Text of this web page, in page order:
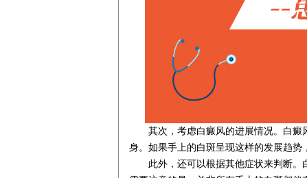
其次，考虑白癜风的进展情况。白癜
身。如果手上的白斑呈现这样的发展趋势
此外，还可以根据其他症状来判断。